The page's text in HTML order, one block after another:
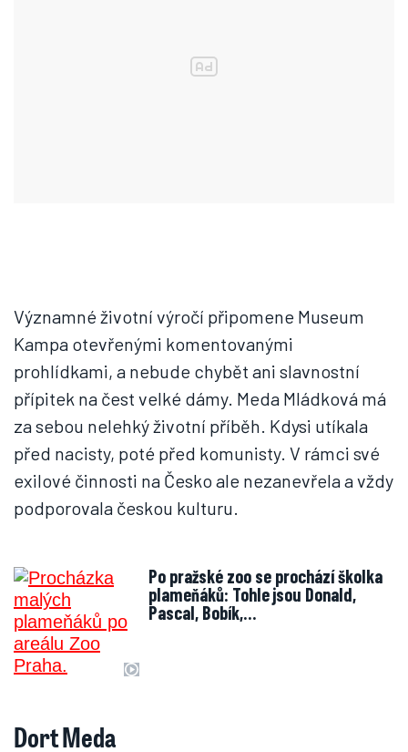
Významné životní výročí připomene Museum
Kampa otevřenými komentovanými
prohlídkami, a nebude chybět ani slavnostní
přípitek na čest velké dámy. Meda Mládková má
za sebou nelehký životní příběh. Kdysi utíkala
před nacisty, poté před komunisty. V rámci své
exilové činnosti na Česko ale nezanevřela a vždy
podporovala českou kulturu.
Po pražské zoo se prochází školka
plameňáků: Tohle jsou Donald,
Pascal, Bobík,…
Dort Meda